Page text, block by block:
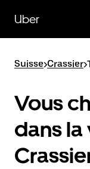
contenu
principal
Uber
Suisse>Crassier>
Vous
dans la